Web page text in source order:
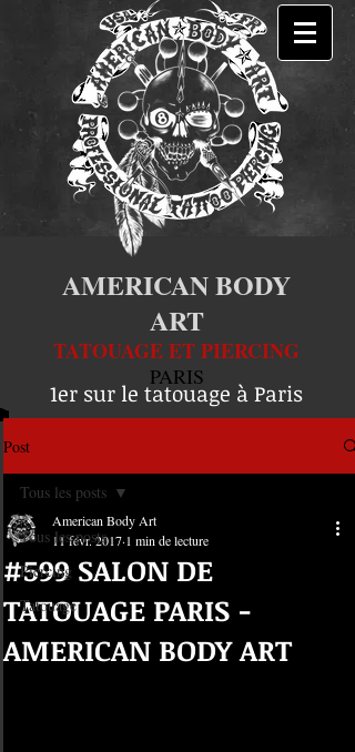
AMERICAN BODY
ART
TATOUAGE ET PIERCING
PARIS
1er sur le tatouage à Paris
Post
Tous les posts
Piercing
Tatouage
Tous les posts
#599 SALON DE
TATOUAGE PARIS -
AMERICAN BODY ART
American Body Art
11 févr. 2017 1 min de lecture